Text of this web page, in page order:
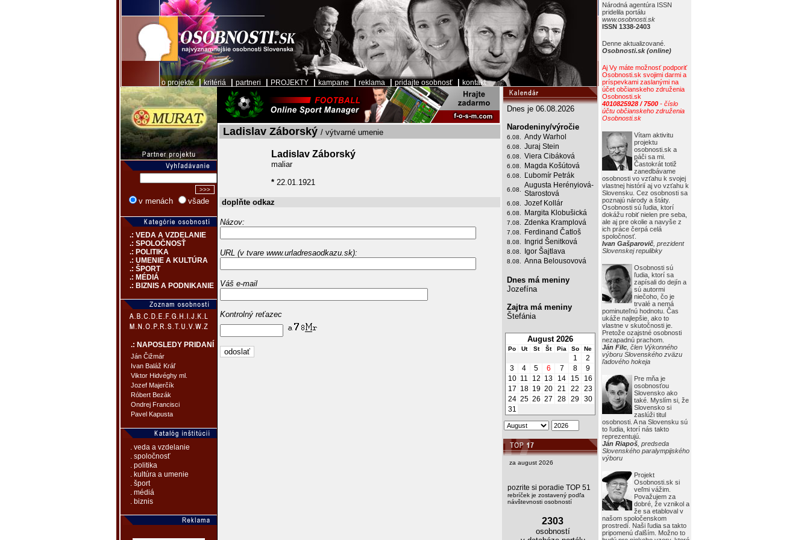
o projekte|kritériá partneri PROJEKTY kampane reklama pridajte osobnosť kontakt
Národná agentúra ISSN
pridelila portálu
www.osobnosti.sk
ISSN 1338-2403
Denne aktualizované.
Osobnosti.sk (online)
Aj Vy máte možnosť podporiť
Osobnosti.sk svojimi darmi a
príspevkami zaslanými na
účet občianskeho združenia
Osobnosti.sk
4010825928 / 7500 - číslo
účtu občianskeho združenia
Osobnosti.sk
Vítam aktivitu
projektu
osobnosti.sk a
páči sa mi.
Častokrát totiž
zanedbávame
osobnosti vo vzťahu k svojej
vlastnej histórií aj vo vzťahu k
Slovensku. Cez osobnosti sa
poznajú národy a štáty.
Osobnosti sú ľudia, ktorí
dokážu robiť nielen pre seba,
ale aj pre okolie a navyše z
ich práce čerpá celá
spoločnosť.
Ivan Gašparovič , prezident
Slovenskej repulibky
Osobnosti sú
ľudia, ktorí sa
zapísali do dejín a
sú autormi
niečoho, čo je
trvalé a nemá
pominuteľnú hodnotu. Čas
ukáže najlepšie, ako to
vlastne v skutočnosti je.
Pretože ozajstné osobnosti
nezapadnú prachom.
Ján Filc , člen Výkonného
výboru Slovenského zväzu
ľadového hokeja
Pre mňa je
osobnosťou
Slovensko ako
také. Myslím si, že
Slovensko si
zaslúži titul
osobnosti. A na Slovensku sú
to ľudia, ktorí nás takto
reprezentujú.
Ján Riapoš , predseda
Slovenského paralympijského
výboru
Projekt
Osobnosti.sk si
veľmi vážim.
Považujem za
dobré, že vznikol a
že sa etabloval v
našom spoločenskom
prostredí. Naši ľudia sa takto
pripomenú ďalším. Možno to
v menách všade
.: VEDA A VZDELANIE
.: SPOLOČNOSŤ
.: POLITIKA
.: UMENIE A KULTÚRA
.: ŠPORT
.: MÉDIÁ
.: BIZNIS A PODNIKANIE
.: NAPOSLEDY PRIDANÍ
Ján Čižmár
Ivan Baláž Kráľ
Viktor Hidvéghy ml.
Jozef Majerčík
Róbert Bezák
Ondrej Francisci
Pavel Kapusta
. veda a vzdelanie
. spoločnosť
. politika
. kultúra a umenie
. šport
. médiá
. biznis
Ladislav Záborský / výtvarné umenie
Ladislav Záborský
maliar
* 22.01.1921
doplňte odkaz
Názov:
URL (v tvare www.urladresaodkazu.sk):
Váš e-mail
Kontrolný reťazec
Dnes je 06.08.2026
Narodeniny/výročie
6.08. Andy Warhol
6.08. Juraj Stein
6.08. Viera Cibáková
6.08. Magda Košútová
6.08. Ľubomír Petrák
6.08.
Augusta Herényiová-
Starostová
6.08. Jozef Kollár
6.08. Margita Klobušická
7.08. Zdenka Kramplová
7.08. Ferdinand Čatloš
8.08. Ingrid Šenitková
8.08. Igor Šajtlava
8.08. Anna Belousovová
Dnes má meniny
Jozefína
Zajtra má meniny
Štefánia
August 2026
Po Ut St Št Pia So Ne
1
2
3
4 5 6 7 8
9
10 11 12 13 14 15
16
17 18 19 20 21 22
23
24 25 26 27 28 29 30
31
za august 2026
pozrite si poradie TOP 51
rebríček je zostavený podľa
návštevnosti osobností
2303
osobností